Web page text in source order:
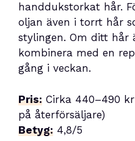
handdukstorkat hår.
oljan även i torrt hår
stylingen. Om ditt hår
kombinera med en
gång i veckan.
Pris: Cirka 440–490
på återförsäljare)
Betyg: 4,8/5